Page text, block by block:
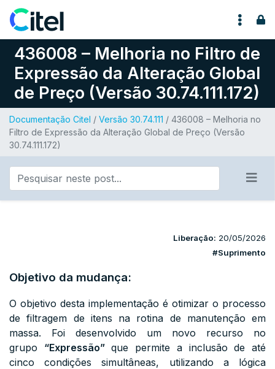
Pular para o conteúdo
436008 – Melhoria no Filtro de
Expressão da Alteração Global
de Preço (Versão 30.74.111.172)
Documentação Citel / Versão 30.74.111 / 436008 – Melhoria no
Filtro de Expressão da Alteração Global de Preço (Versão
30.74.111.172)
Liberação: 20/05/2026
#Suprimento
Objetivo da mudança:
O objetivo desta implementação é otimizar o processo
de filtragem de itens na rotina de manutenção em
massa. Foi desenvolvido um novo recurso no
grupo “Expressão”que permite a inclusão de até
cinco condições simultâneas, utilizando a lógica